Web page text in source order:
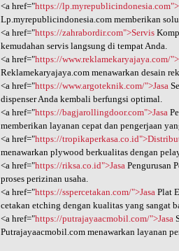
<a href="https://
Lp.myrepublicindonesia.com memberikan
<a href="https://zahrabordir.com">Servis
kemudahan servis langsung di tempat Anda.
<a href="https://www.reklamekaryajaya.com/
Reklamekaryajaya.com menawarkan desain
<a href="https://www.argoteknik.com/">Jasa
dispenser Anda kembali berfungsi optimal.
<a href="https://bagjarollingdoor.com">Jasa
memberikan layanan cepat dan pengerjaan
<a href="https://
menawarkan plywood berkualitas dengan
<a href="https://riksa.co.id">Jasa Pengurusan
proses perizinan usaha.
<a href="https://sspercetakan.com/">Jasa Plat
cetakan etching dengan kualitas yang sangat
<a href="https://putrajayaacmobil.com/">Jasa
Putrajayaacmobil.com menawarkan layanan